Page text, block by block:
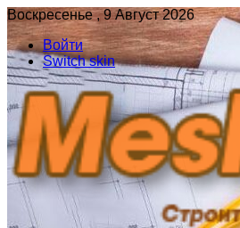
Воскресенье , 9 Август 2026
Войти
Switch skin